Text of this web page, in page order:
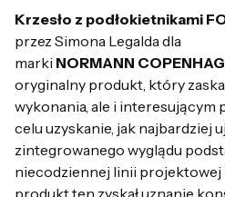
Krzesło z podłokietnikami
przez Simona Legalda dla
marki NORMANN
oryginalny produkt, który
wykonania, ale i interesującym
celu uzyskanie, jak najbardziej
zintegrowanego wyglądu
niecodziennej linii projektowej